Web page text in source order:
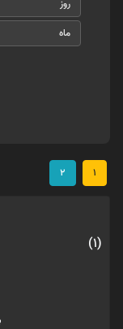
1
2
(1)